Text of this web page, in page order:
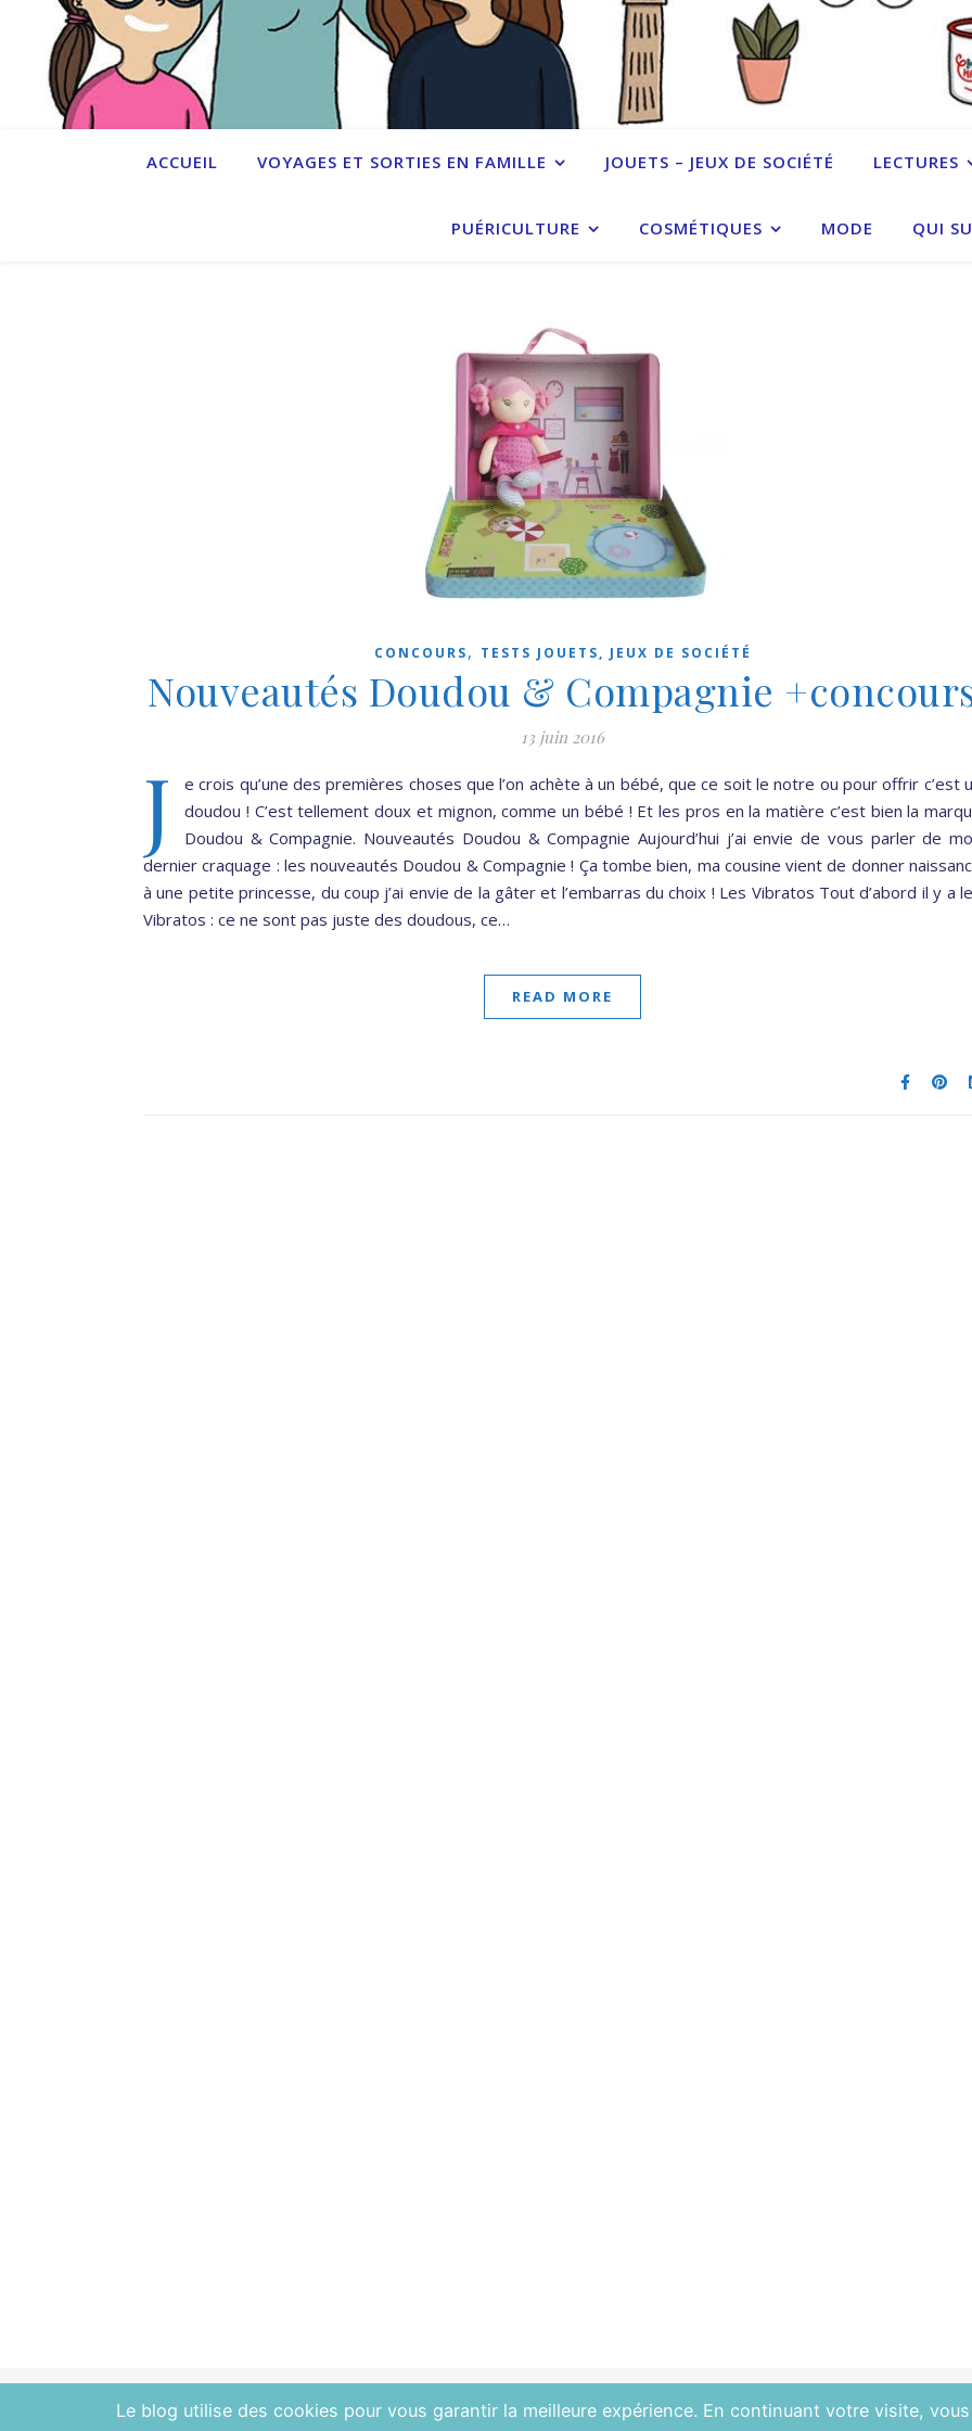
ACCUEIL VOYAGES ET SORTIES EN FAMILLE JOUETS – JEUX DE SOCIÉTÉ LECTURES
PUÉRICULTURE COSMÉTIQUES MODE QUI
CONCOURS, TESTS JOUETS, JEUX DE SOCIÉTÉ
Nouveautés Doudou & Compagnie
13 juin 2016
J
e crois qu’une des premières choses que l’on achète à un bébé, que ce soit le notre ou pour offrir c’est
doudou ! C’est tellement doux et mignon, comme un bébé ! Et les pros en la matière c’est bien la
Doudou & Compagnie. Nouveautés Doudou & Compagnie Aujourd’hui j’ai envie de vous parler de
dernier craquage : les nouveautés Doudou & Compagnie ! Ça tombe bien, ma cousine vient de donner
à une petite princesse, du coup j’ai envie de la gâter et l’embarras du choix ! Les Vibratos Tout d’abord il y a
Vibratos : ce ne sont pas juste des doudous, ce…
READ MORE
Le blog utilise des cookies pour vous garantir la meilleure expérience. En continuant votre visite,